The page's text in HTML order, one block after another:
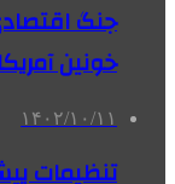
جنگ
خونین
۱۴۰۲/۱۰/۱۱
تنظیمات